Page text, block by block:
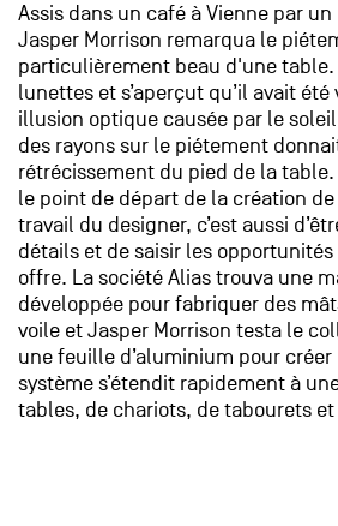
Assis dans un café à Vienne par
Jasper Morrison remarqua le
particulièrement beau d'une
lunettes et s’aperçut qu’il avait été
illusion optique causée par le
des rayons sur le piétement
rétrécissement du pied de la
le point de départ de la création
travail du designer, c’est aussi
détails et de saisir les
offre. La société Alias trouva une
développée pour fabriquer des
voile et Jasper Morrison testa le
une feuille d’aluminium pour
système s’étendit rapidement à
tables, de chariots, de tabourets et